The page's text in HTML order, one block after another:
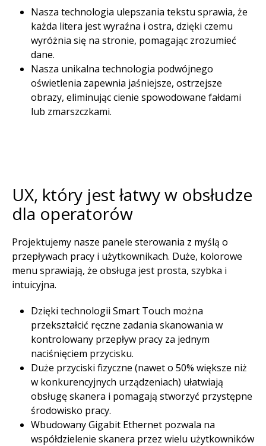
Nasza technologia ulepszania tekstu sprawia, że
każda litera jest wyraźna i ostra, dzięki czemu
wyróżnia się na stronie, pomagając zrozumieć
dane.​
Nasza unikalna technologia podwójnego
oświetlenia zapewnia jaśniejsze, ostrzejsze
obrazy, eliminując cienie spowodowane fałdami
lub zmarszczkami.​
UX, który jest łatwy w obsłudze
dla operatorów​
Projektujemy nasze panele sterowania z myślą o
przepływach pracy i użytkownikach. Duże, kolorowe
menu sprawiają, że obsługa jest prosta, szybka i
intuicyjna.​
Dzięki technologii Smart Touch można
przekształcić ręczne zadania skanowania w
kontrolowany przepływ pracy za jednym
naciśnięciem przycisku.​
Duże przyciski fizyczne (nawet o 50% większe niż
w konkurencyjnych urządzeniach) ułatwiają
obsługę skanera i pomagają stworzyć przystępne
środowisko pracy.​
Wbudowany Gigabit Ethernet pozwala na
współdzielenie skanera przez wielu użytkowników